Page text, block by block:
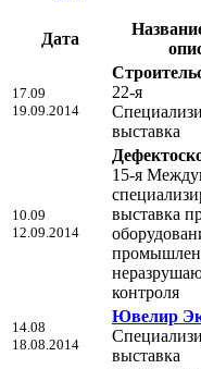
Дата
17.09
19.09.2014
22-я
выставка
10.09
12.09.2014
15-я
выставка
контроля
14.08
18.08.2014
Ювелир
выставка